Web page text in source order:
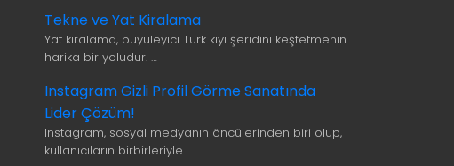
Tekne ve Yat Kiralama
Yat kiralama, büyüleyici Türk kıyı şeridini keşfetmenin
harika bir yoludur. …
Instagram Gizli Profil Görme Sanatında
Lider Çözüm!
Instagram, sosyal medyanın öncülerinden biri olup,
kullanıcıların birbirleriyle…